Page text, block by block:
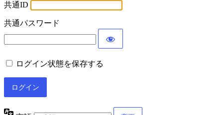
共通ID
共通パスワード
ログイン状態を保存する